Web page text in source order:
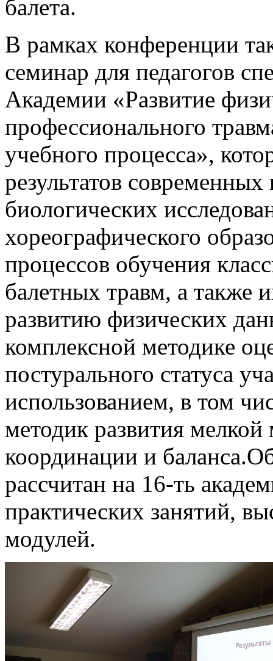
балета.
В рамках конференции
семинар для педагогов
Академии «Развитие
профессионального
учебного процесса»,
результатов
биологических
хореографического
процессов обучения
балетных травм, а также
развитию физических
комплексной методике
постурального статуса
использованием, в том
методик развития
координации и
рассчитан на 16-ть
практических занятий,
модулей.